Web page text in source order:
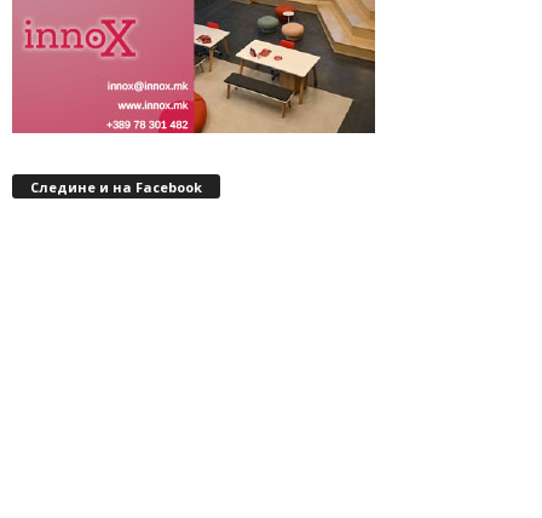
Следине и на Facebook